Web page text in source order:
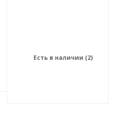
Есть в наличии (2)